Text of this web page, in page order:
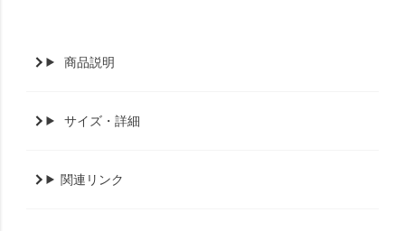
商品説明
サイズ・詳細
関連リンク